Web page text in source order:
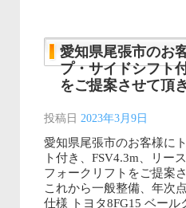
愛知県尾張市のお
プ・サイドシフト
をご提案させて頂
投稿日 2023年3月9日
愛知県尾張市のお客様に
ト付き、FSV4.3m、リー
フォークリフトをご提案
これから一般整備、年次
仕様 トヨタ8FG15 ベー